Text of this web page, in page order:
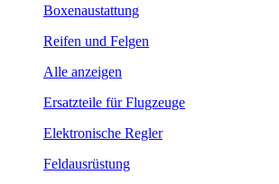
Boxenaustattung
Reifen und Felgen
Alle anzeigen
Ersatzteile für Flugzeuge
Elektronische Regler
Feldausrüstung